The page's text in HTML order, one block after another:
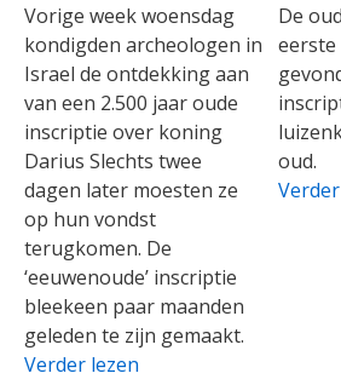
Vorige week woensdag
kondigden archeologen in
Israel de ontdekking aan
van een 2.500 jaar oude
inscriptie over koning
Darius Slechts twee
dagen later moesten ze
op hun vondst
terugkomen. De
‘eeuwenoude’ inscriptie
bleekeen paar maanden
geleden te zijn gemaakt.
Verder lezen
De
eerste
oud.